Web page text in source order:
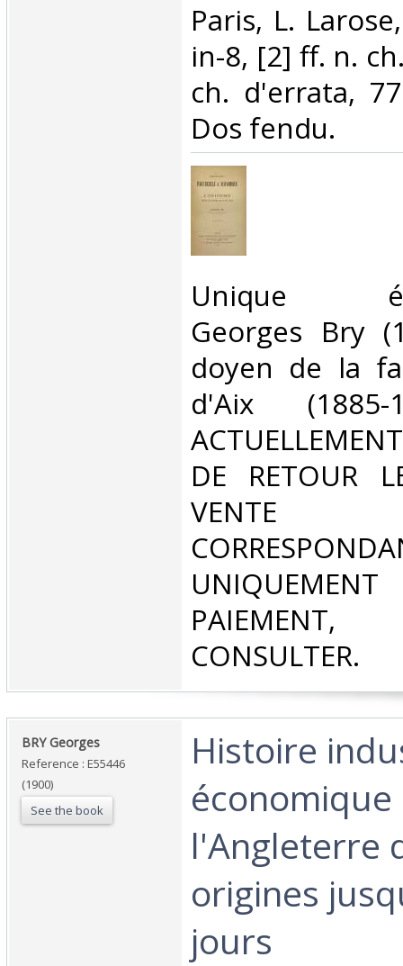
‎Paris, L.
in-8, [2] ff. n.
ch. d'errata,
Dos fendu. ‎
‎Unique
Georges Bry
doyen de la
d'Aix
DE RETOUR
CONSULTER.‎
‎BRY Georges‎
Reference : E55446
(1900)
See the book
‎Histoire
économique
l'Angleterre
origines
jours‎